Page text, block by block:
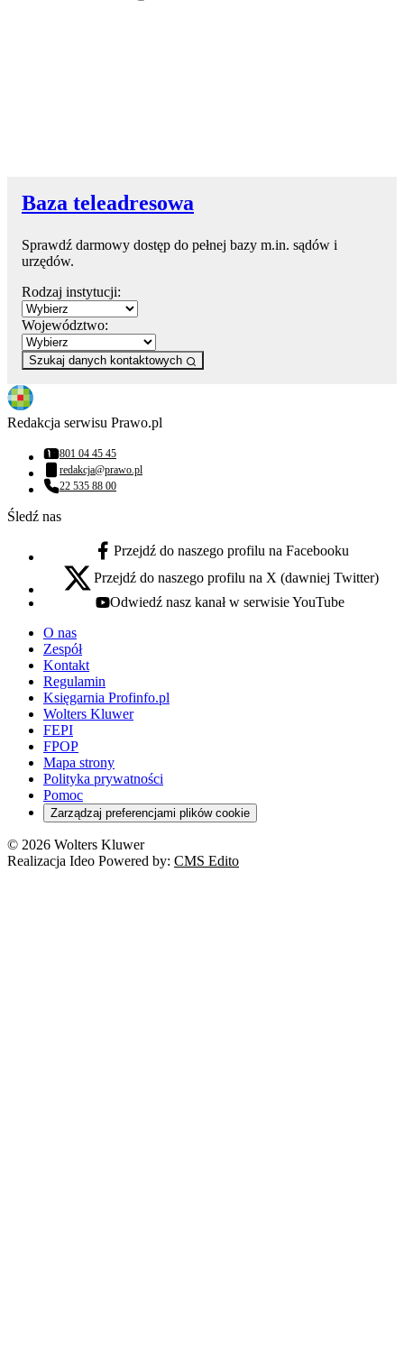
Baza teleadresowa
Sprawdź darmowy dostęp do pełnej bazy m.in. sądów i
urzędów.
Rodzaj instytucji:
Województwo:
Szukaj danych kontaktowych
Redakcja serwisu Prawo.pl
Numer telefonu:
801 04 45 45
Adres email:
redakcja@prawo.pl
Numer telefonu:
22 535 88 00
Śledź nas
facebook - otwiera się w nowej karcie
Przejdź do naszego profilu na Facebooku
x - otwiera się w nowej karcie
Przejdź do naszego profilu na X (dawniej Twitter)
youtube - otwiera się w nowej karcie
Odwiedź nasz kanał w serwisie YouTube
O nas
Zespół
Kontakt
Regulamin
Księgarnia Profinfo.pl
Wolters Kluwer
FEPI
FPOP
Mapa strony
Polityka prywatności
Pomoc
Zarządzaj preferencjami plików cookie
© 2026 Wolters Kluwer
Realizacja Ideo Powered by: CMS Edito